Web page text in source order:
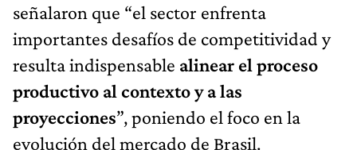
señalaron que “el sector enfrenta
importantes desafíos de competitividad y
resulta indispensable alinear el proceso
productivo al contexto y a las
proyecciones”, poniendo el foco en la
evolución del mercado de Brasil.